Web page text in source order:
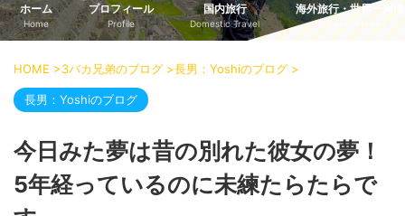
グ
長男：Yoshiのブログ
ビジネス・ライフハック
車関係
国内旅行
中部
中国・四国
ホーム
Home
プロフィール
Profile
国内旅行
Domestic Travel
海外旅行・世界一周
HOME >3バカ兄弟のブログ >長男：Yoshiのブログ >
長男：Yoshiのブログ
今日みた夢は昔の別れた彼女の夢！
5年経っているのに未練たらたらで